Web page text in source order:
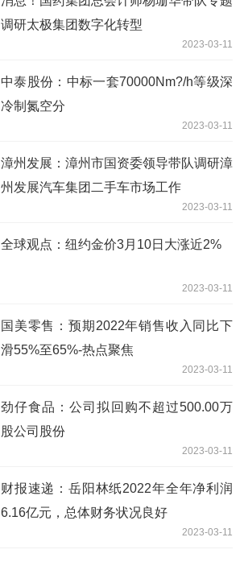
调研太极集团数字化转型
2023-03-11
中泰股份：中标一套70000Nm?/h等级深
冷制氮空分
2023-03-11
漳州发展：漳州市国资委领导带队调研漳
州发展汽车集团二手车市场工作
2023-03-11
全球观点：纽约金价3月10日大涨近2%
2023-03-11
国美零售：预期2022年销售收入同比下
滑55%至65%-热点聚焦
2023-03-11
劲仔食品：公司拟回购不超过500.00万
股公司股份
2023-03-11
财报速递：岳阳林纸2022年全年净利润
6.16亿元，总体财务状况良好
2023-03-11